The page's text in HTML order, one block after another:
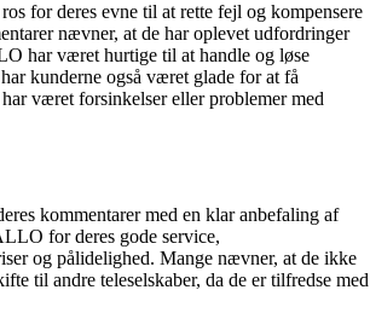
for deres evne til at rette fejl og kompensere
nævner, at de har oplevet udfordringer
har været hurtige til at handle og løse
kunderne også været glade for at få
været forsinkelser eller problemer med
kommentarer med en klar anbefaling af
for deres gode service,
og pålidelighed. Mange nævner, at de ikke
til andre teleselskaber, da de er tilfredse med